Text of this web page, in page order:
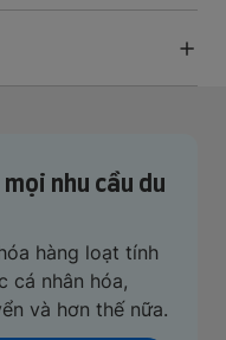
nhu cầu du
hàng loạt tính
cá nhân hóa,
và hơn thế nữa.